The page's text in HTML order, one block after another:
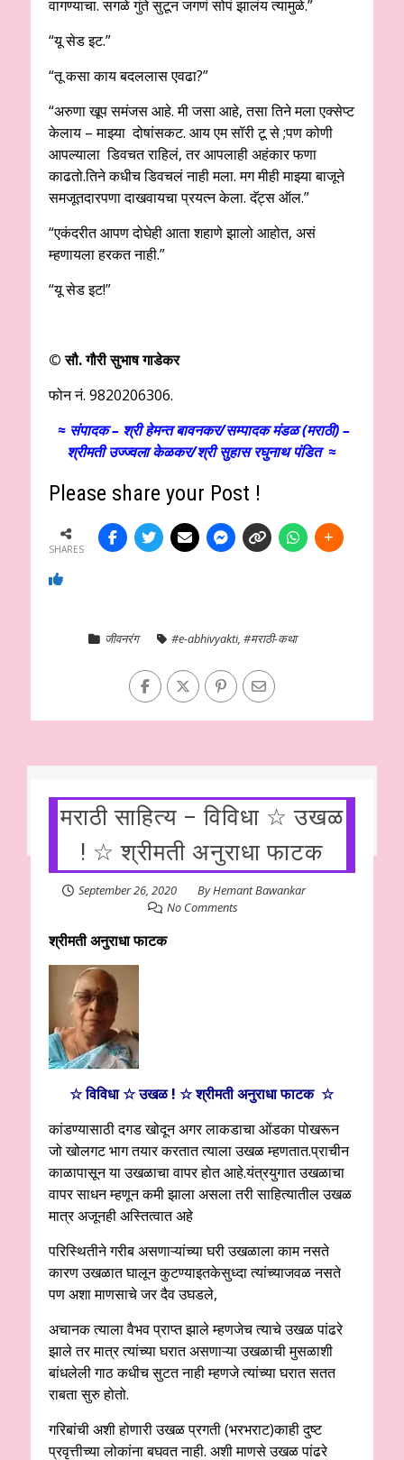
वागण्याचा. सगळे गुंते सुटून जगणं सोपं झालंय त्यामुळे.”
“यू सेड इट.”
“तू कसा काय बदललास एवढा?”
“अरुणा खूप समंजस आहे. मी जसा आहे, तसा तिने मला एक्सेप्ट
केलाय – माझ्या दोषांसकट. आय एम सॉरी टू से ;पण कोणी
आपल्याला डिवचत राहिलं, तर आपलाही अहंकार फणा
काढतो.तिने कधीच डिवचलं नाही मला. मग मीही माझ्या बाजूने
समजूतदारपणा दाखवायचा प्रयत्न केला. दॅट्स ऑल.”
“एकंदरीत आपण दोघेही आता शहाणे झालो आहोत, असं
म्हणायला हरकत नाही.”
“यू सेड इट!”
©सौ. गौरी सुभाष गाडेकर
फोन नं. 9820206306.
≈ संपादक – श्री हेमन्त बावनकर/सम्पादक मंडळ (मराठी) –
श्रीमती उज्ज्वला केळकर/श्री सुहास रघुनाथ पंडित ≈
Please share your Post !
SHARES
जीवनरंग #e-abhivyakti,#मराठी-कथा
मराठी साहित्य – विविधा ☆ उखळ
! ☆ श्रीमती अनुराधा फाटक
September 26, 2020 ByHemant Bawankar
No Comments
श्रीमती अनुराधा फाटक
☆ विविधा ☆ उखळ ! ☆श्रीमती अनुराधा फाटक☆
कांडण्यासाठी दगड खोदून अगर लाकडाचा ओंडका पोखरून
जो खोलगट भाग तयार करतात त्याला उखळ म्हणतात.प्राचीन
काळापासून या उखळाचा वापर होत आहे.यंत्रयुगात उखळाचा
वापर साधन म्हणून कमी झाला असला तरी साहित्यातील उखळ
मात्र अजूनही अस्तित्वात अहे
परिस्थितीने गरीब असणाऱ्यांच्या घरी उखळाला काम नसते
कारण उखळात घालून कुटण्याइतकेसुध्दा त्यांच्याजवळ नसते
पण अशा माणसाचे जर दैव उघडले,
अचानक त्याला वैभव प्राप्त झाले म्हणजेच त्याचे उखळ पांढरे
झाले तर मात्र त्यांच्या घरात असणाऱ्या उखळाची मुसळाशी
बांधलेली गाठ कधीच सुटत नाही म्हणजे त्यांच्या घरात सतत
राबता सुरु होतो.
गरिबांची अशी होणारी उखळ प्रगती (भरभराट)काही दुष्ट
प्रवृत्तीच्या लोकांना बघवत नाही. अशी माणसे उखळ पांढरे